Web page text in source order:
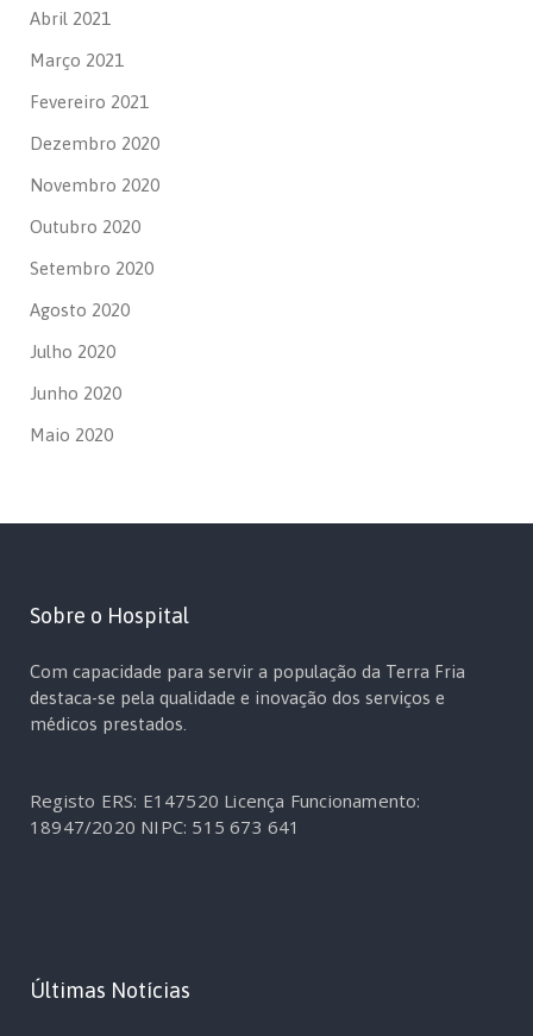
Abril 2021
Março 2021
Fevereiro 2021
Dezembro 2020
Novembro 2020
Outubro 2020
Setembro 2020
Agosto 2020
Julho 2020
Junho 2020
Maio 2020
Sobre o Hospital
Com capacidade para servir a população da Terra Fria
destaca-se pela qualidade e inovação dos serviços e
médicos prestados.
Registo ERS: E147520 Licença Funcionamento:
18947/2020 NIPC: 515 673 641
Últimas Notícias